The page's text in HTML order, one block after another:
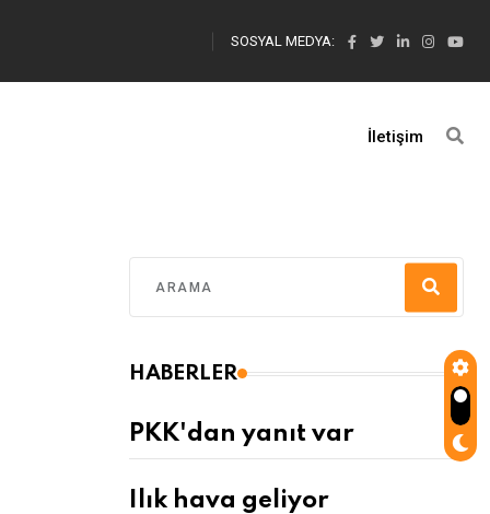
SOSYAL MEDYA:
İletişim
HABERLER
PKK'dan yanıt var
Ilık hava geliyor